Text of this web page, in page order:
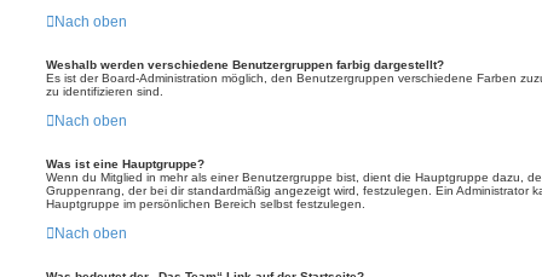
Nach oben
Weshalb werden verschiedene Benutzergruppen farbig dargestellt?
Es ist der Board-Administration möglich, den Benutzergruppen verschiedene Farben
zu identifizieren sind.
Nach oben
Was ist eine Hauptgruppe?
Wenn du Mitglied in mehr als einer Benutzergruppe bist, dient die Hauptgruppe dazu,
Gruppenrang, der bei dir standardmäßig angezeigt wird, festzulegen. Ein Administrator
Hauptgruppe im persönlichen Bereich selbst festzulegen.
Nach oben